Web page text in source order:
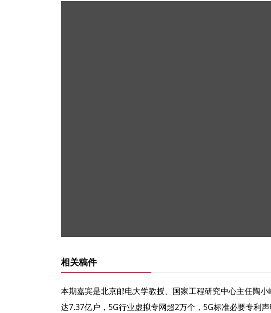
相关稿件
本期嘉宾是北京邮电大学教授、国家工程研究中心主任陶
达7.37亿户，5G行业虚拟专网超2万个，5G标准必要专利